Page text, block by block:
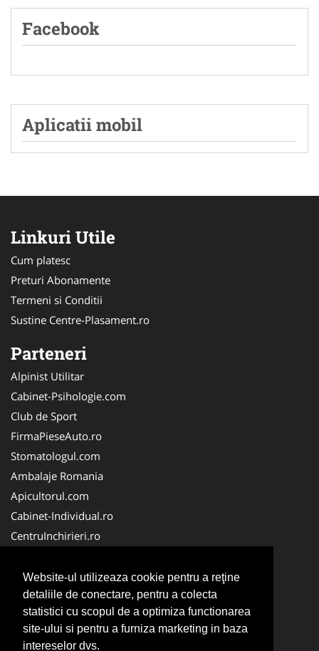
Website-ul utilizeaza cookie pentru a reţine
detaliile de conectare, pentru a colecta
statistici cu scopul de a optimiza functionarea
site-ului si pentru a furniza marketing in baza
intereselor dvs.
Facebook
Aplicatii mobil
Linkuri Utile
Cum platesc
Preturi Abonamente
Termeni si Conditii
Sustine Centre-Plasament.ro
Parteneri
Alpinist Utilitar
Cabinet-Psihologie.com
Club de Sport
FirmaPieseAuto.ro
Stomatologul.com
Ambalaje Romania
Apicultorul.com
Cabinet-Individual.ro
CentruInchirieri.ro
FirmaDeratizare.ro
InstructorScoalaAuto.ro
SalonFrizerieCanina.com
Scoala Auto